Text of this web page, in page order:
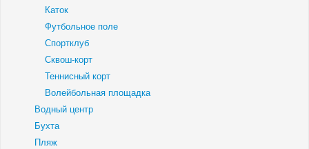
Каток
Футбольное поле
Спортклуб
Сквош-корт
Теннисный корт
Волейбольная площадка
Водный центр
Бухта
Пляж